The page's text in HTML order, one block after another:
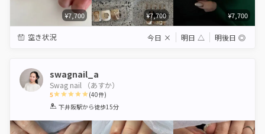
¥7,700 ¥7,700 ¥7,700
空き状況 今日 × 明日 △ 明後日 ◎
swagnail_a
Swag nail （あすか）
5
1 2 3 4 5
(40件)
下井阪駅から徒歩15分